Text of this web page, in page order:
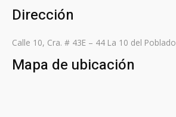
Dirección
Calle 10, Cra. # 43E – 44 La 10 del Poblado
Mapa de ubicación